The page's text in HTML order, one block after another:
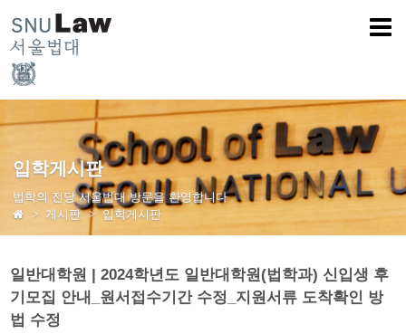
입학게시판
법학의 전당 서울법대 방문을 환영합니다
게시판
입학게시판
일반대학원 | 2024학년도 일반대학원(법학과) 신입생 후
기모집 안내_원서접수기간 수정_지원서류 도착확인 방
법 수정